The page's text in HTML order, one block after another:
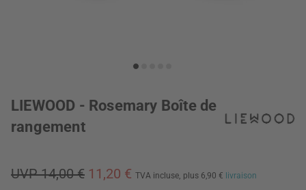
LIEWOOD - Rosemary Boîte de
rangement
UVP 14,00 € 11,20 € TVA incluse, plus 6,90 € livraison